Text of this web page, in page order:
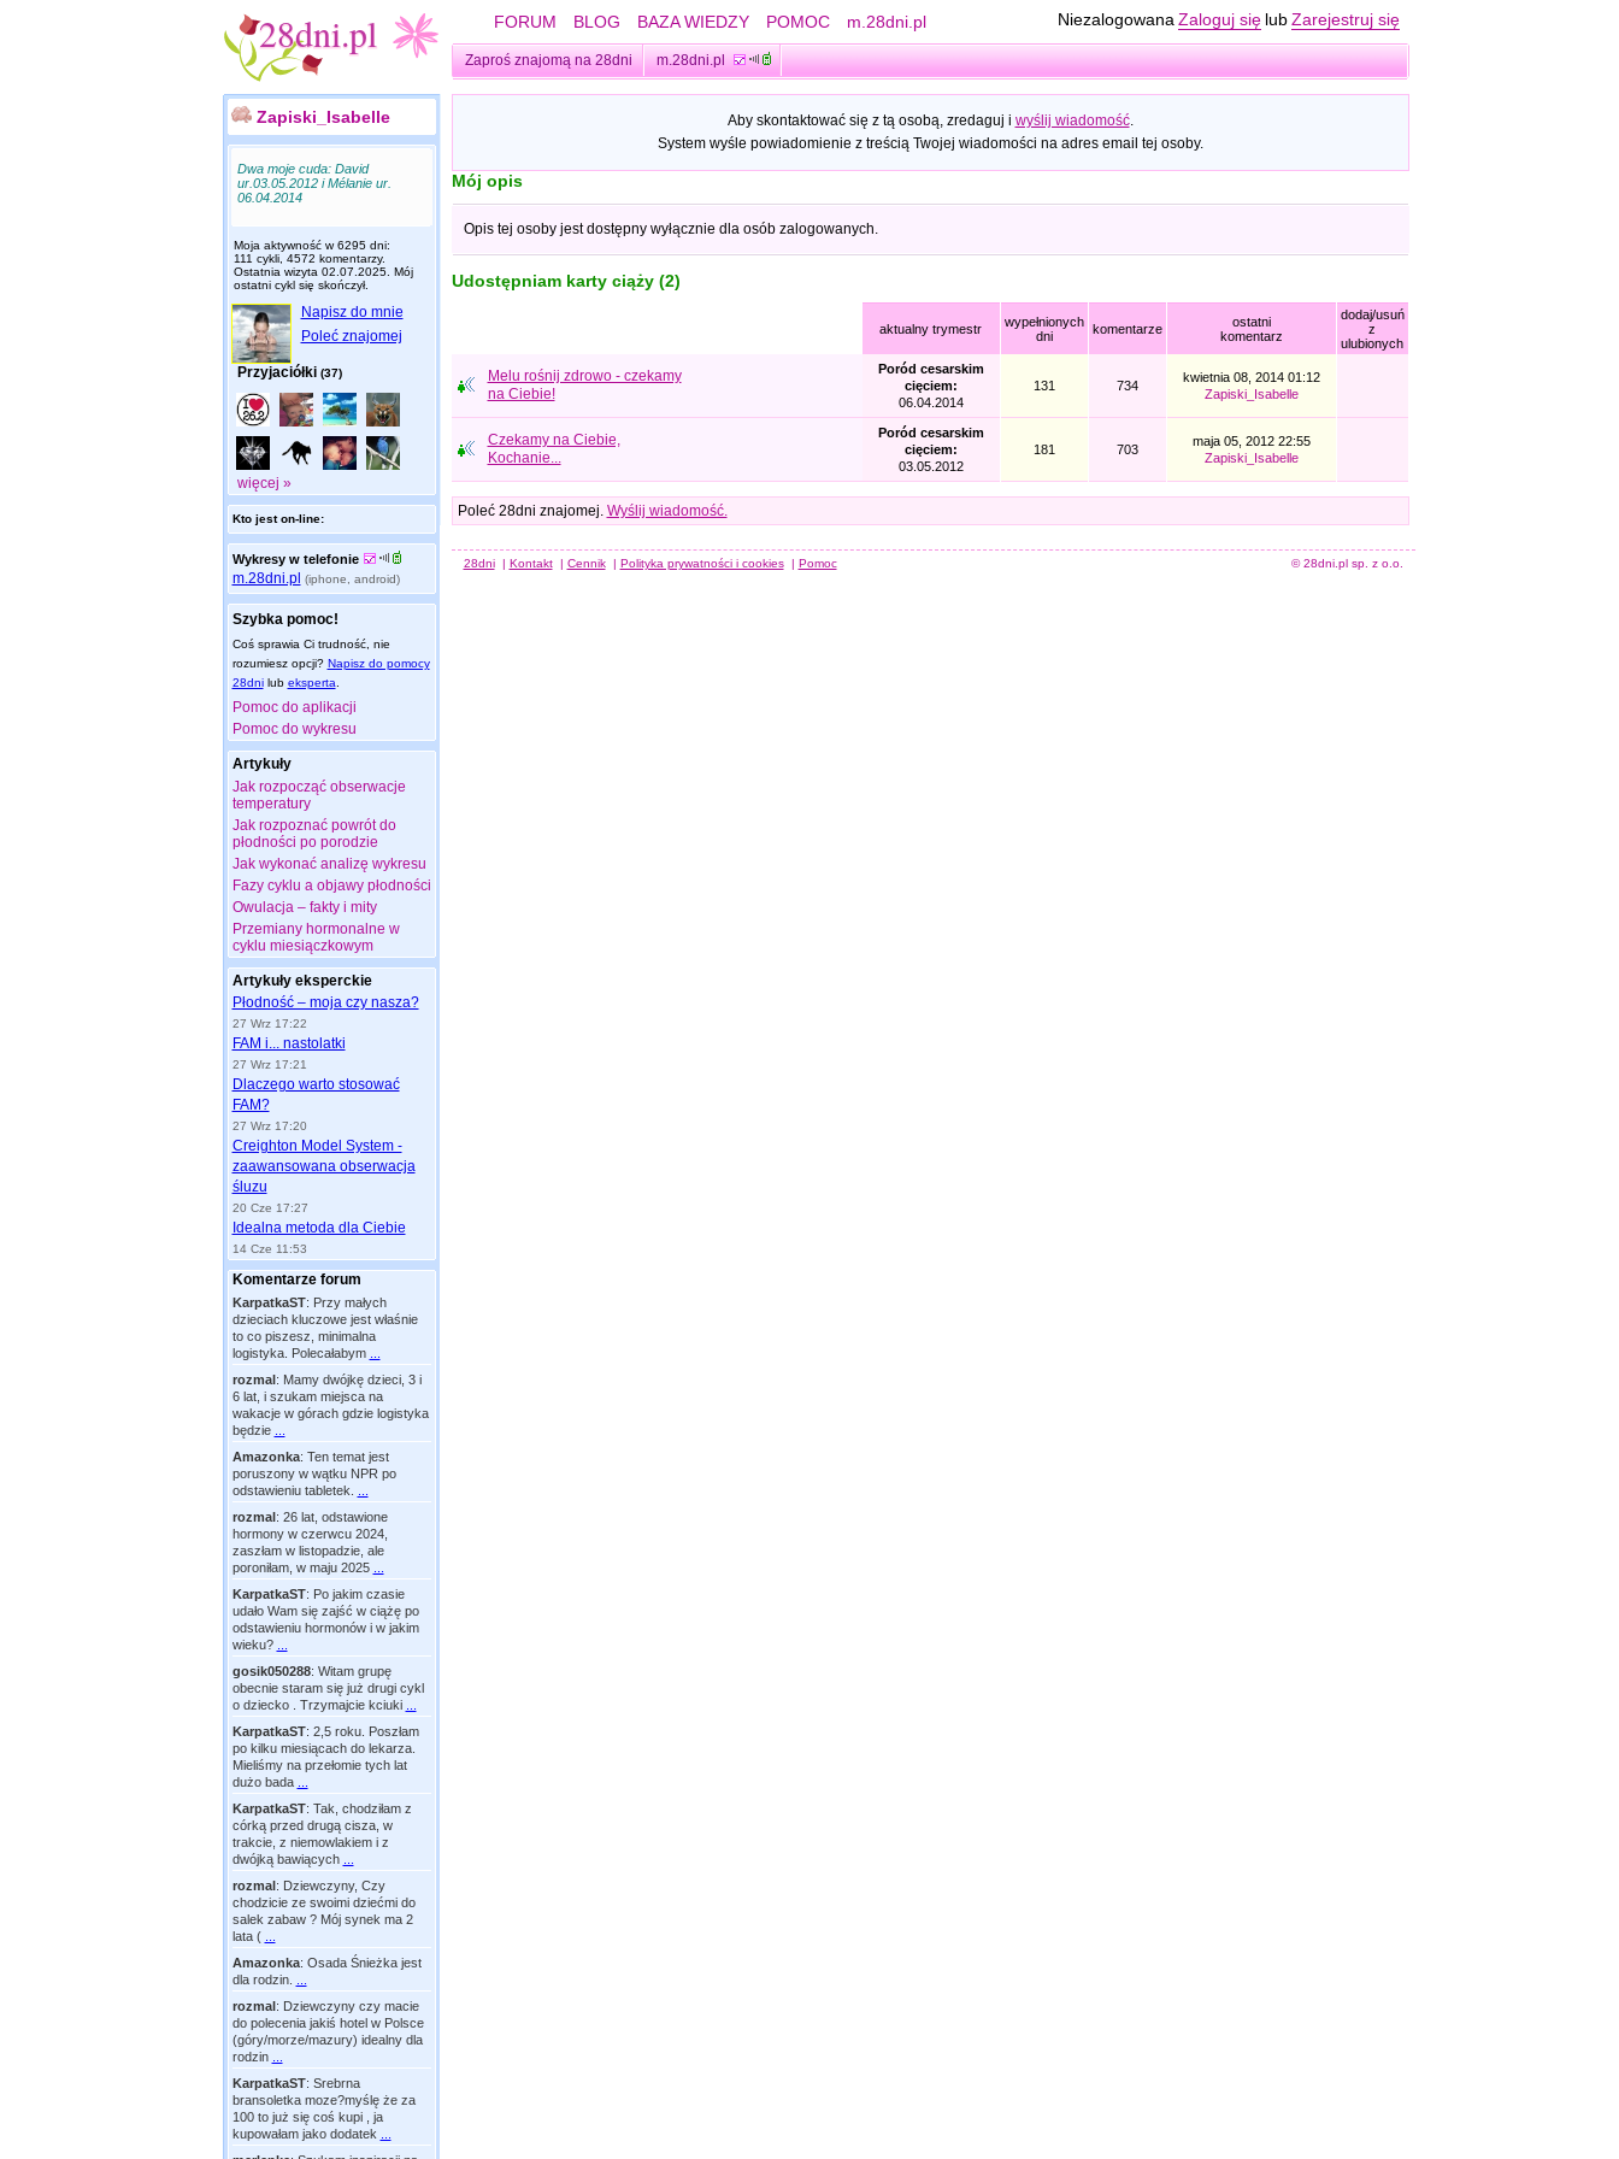
FORUM BLOG BAZA WIEDZY POMOC m.28dni.pl Niezalogowana Zaloguj się lub Zarejestruj się
Zaproś znajomą na 28dni m.28dni.pl
Zapiski_Isabelle
Dwa moje cuda: David
ur.03.05.2012 i Mélanie ur.
06.04.2014
Moja aktywność w 6295 dni:
111 cykli, 4572 komentarzy.
Ostatnia wizyta 02.07.2025. Mój
ostatni cykl się skończył.
Napisz do mnie
Poleć znajomej
Przyjaciółki (37)
więcej »
Kto jest on-line:
Wykresy w telefonie
m.28dni.pl (iphone, android)
Szybka pomoc!
Coś sprawia Ci trudność, nie
rozumiesz opcji? Napisz do pomocy
28dnilub eksperta
Pomoc do aplikacji
Pomoc do wykresu
Artykuły
Jak rozpocząć obserwacje
temperatury
Jak rozpoznać powrót do
płodności po porodzie
Jak wykonać analizę wykresu
Fazy cyklu a objawy płodności
Owulacja – fakty i mity
Przemiany hormonalne w
cyklu miesiączkowym
Artykuły eksperckie
Płodność – moja czy nasza?
27 Wrz 17:22
FAM i... nastolatki
27 Wrz 17:21
Dlaczego warto stosować
FAM?
27 Wrz 17:20
Creighton Model System -
zaawansowana obserwacja
śluzu
20 Cze 17:27
Idealna metoda dla Ciebie
14 Cze 11:53
Komentarze forum
KarpatkaST: Przy małych
dzieciach kluczowe jest właśnie
to co piszesz, minimalna
logistyka. Polecałabym
rozmal: Mamy dwójkę dzieci, 3 i
6 lat, i szukam miejsca na
wakacje w górach gdzie logistyka
będzie
Amazonka: Ten temat jest
poruszony w wątku NPR po
odstawieniu tabletek.
rozmal: 26 lat, odstawione
hormony w czerwcu 2024,
zaszłam w listopadzie, ale
poroniłam, w maju 2025
KarpatkaST: Po jakim czasie
udało Wam się zajść w ciążę po
odstawieniu hormonów i w jakim
wieku?
gosik050288: Witam grupę
obecnie staram się już drugi cykl
o dziecko . Trzymajcie kciuki
KarpatkaST: 2,5 roku. Poszłam
po kilku miesiącach do lekarza.
Mieliśmy na przełomie tych lat
dużo bada
KarpatkaST: Tak, chodziłam z
córką przed drugą cisza, w
trakcie, z niemowlakiem i z
dwójką bawiących
rozmal: Dziewczyny, Czy
chodzicie ze swoimi dziećmi do
salek zabaw ? Mój synek ma 2
lata (
Amazonka: Osada Śnieżka jest
dla rodzin.
rozmal: Dziewczyny czy macie
do polecenia jakiś hotel w Polsce
(góry/morze/mazury) idealny dla
rodzin
KarpatkaST: Srebrna
bransoletka moze?myślę że za
100 to już się coś kupi , ja
kupowałam jako dodatek
Aby skontaktować się z tą osobą, zredaguj i wyślij wiadomość.
System wyśle powiadomienie z treścią Twojej wiadomości na adres email tej osoby.
Mój opis
Opis tej osoby jest dostępny wyłącznie dla osób zalogowanych.
Udostępniam karty ciąży (2)
aktualny trymestr
wypełnionych
dni
komentarze
ostatni
komentarz
dodaj/usuń
z
ulubionych
Melu rośnij zdrowo - czekamy
na Ciebie!
Poród cesarskim
cięciem:
06.04.2014
131 734
kwietnia 08, 2014 01:12
Zapiski_Isabelle
Czekamy na Ciebie,
Kochanie...
Poród cesarskim
cięciem:
03.05.2012
181 703
maja 05, 2012 22:55
Zapiski_Isabelle
Poleć 28dni znajomej. Wyślij wiadomość.
28dni | Kontakt | Cennik | Polityka prywatności i cookies | Pomoc © 28dni.pl sp. z o.o.